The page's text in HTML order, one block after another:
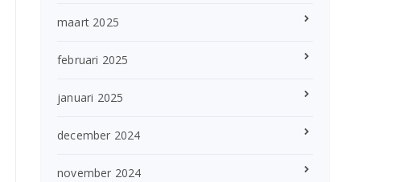
maart 2025
februari 2025
januari 2025
december 2024
november 2024